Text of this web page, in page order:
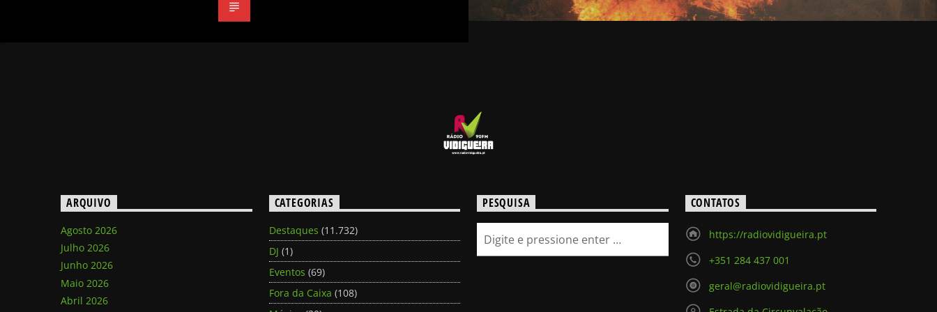
ARQUIVO
Agosto 2026
Julho 2026
Junho 2026
Maio 2026
Abril 2026
CATEGORIAS
Destaques (11.732)
DJ (1)
Eventos (69)
Fora da Caixa (108)
PESQUISA CONTATOS
https://radiovidigueira.pt
+351 284 437 001
geral@radiovidigueira.pt